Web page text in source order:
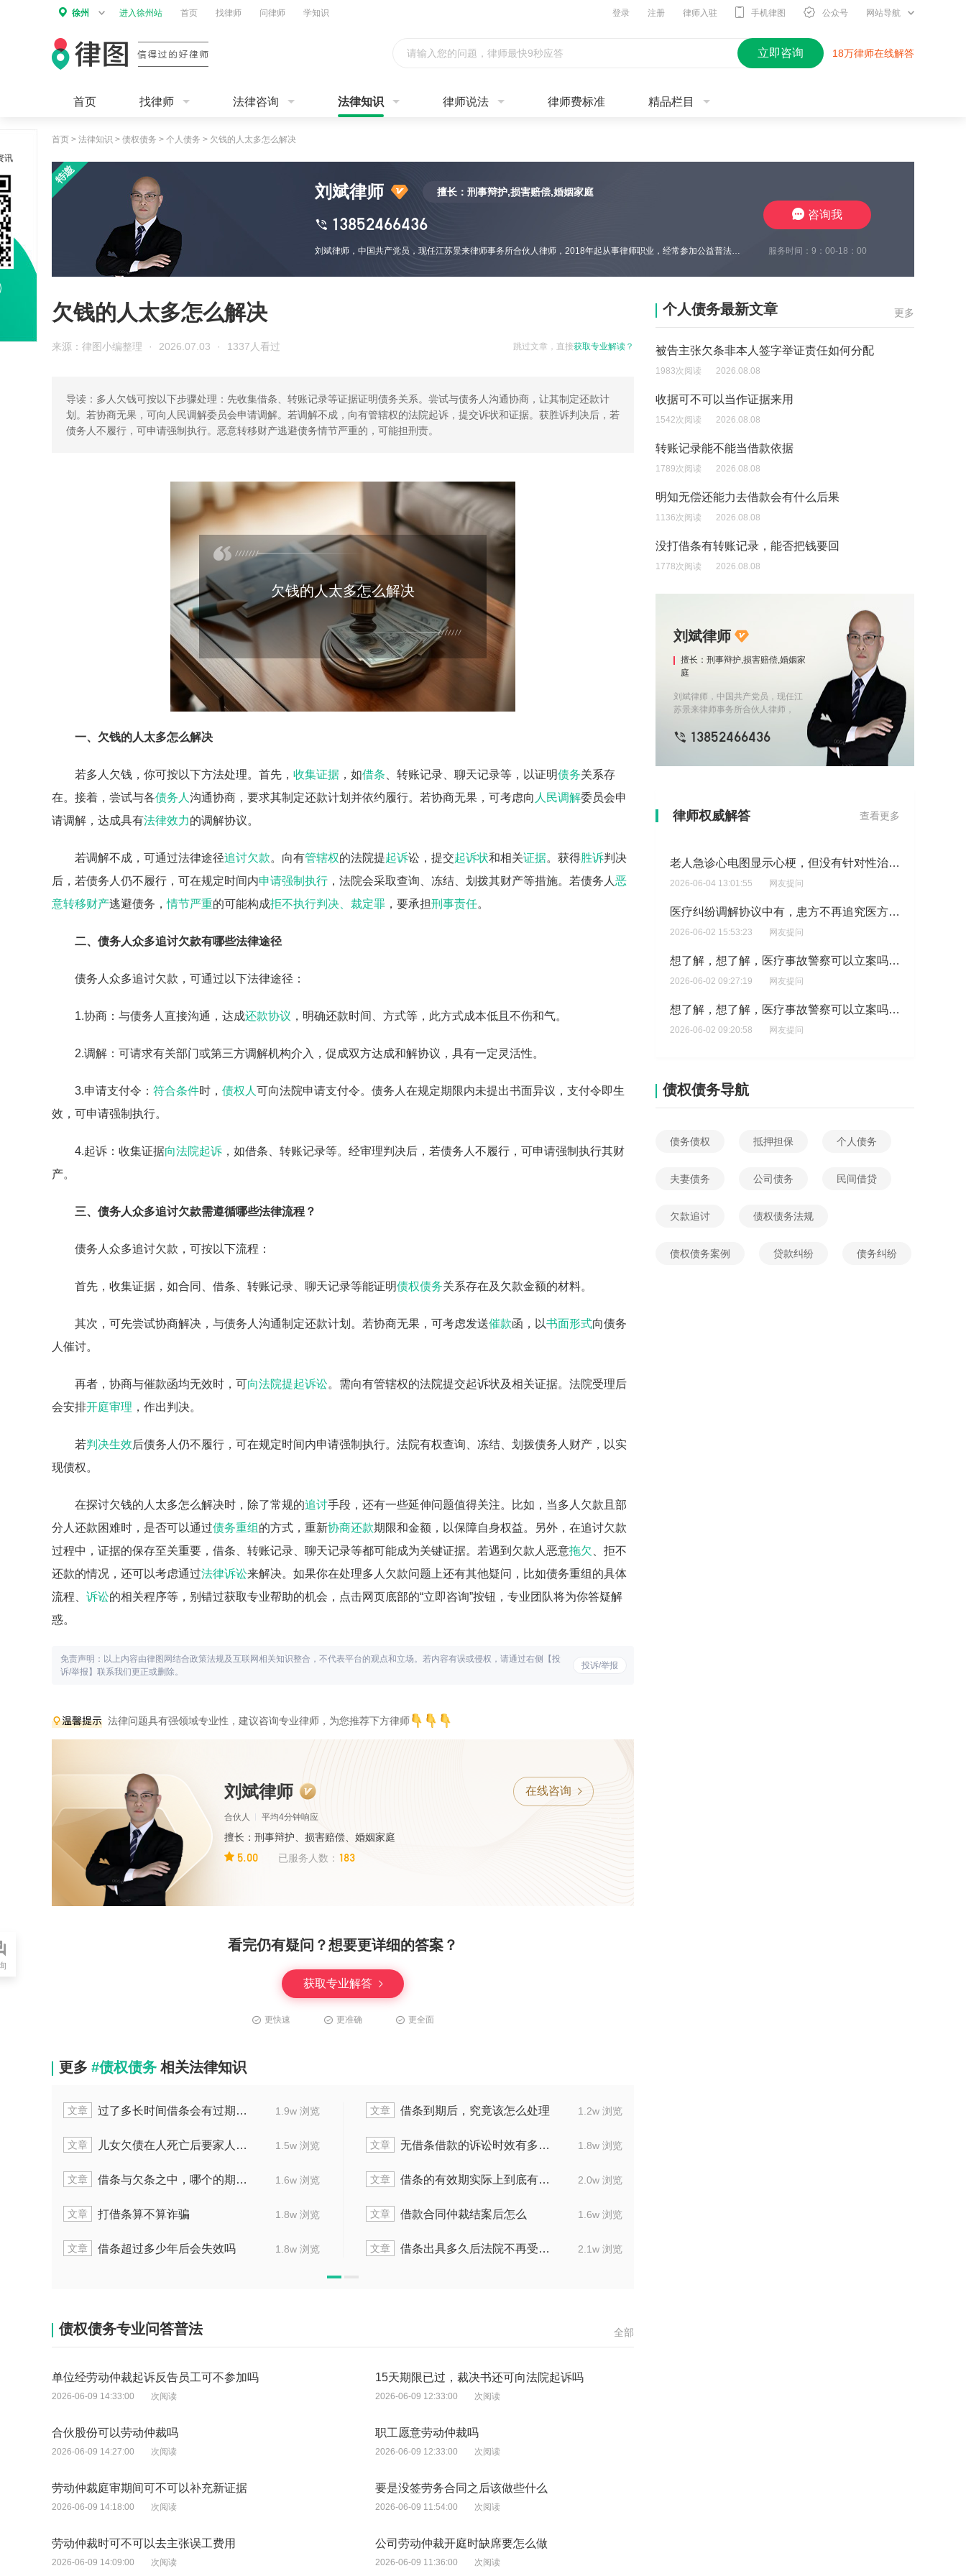
徐州 进入徐州站 首页 找律师 问律师 学知识 登录 注册 律师入驻 手机律图 公众号 网站导航
请输入您的问题，律师最快9秒应答 立即咨询 18万律师在线解答
首页 找律师 法律咨询 法律知识 律师说法 律师费标准 精品栏目
首页 > 法律知识 > 债权债务 > 个人债务 > 欠钱的人太多怎么解决
刘斌律师 擅长：刑事辩护,损害赔偿,婚姻家庭
13852466436
刘斌律师，中国共产党员，现任江苏景来律师事务所合伙人律师，2018年起从事律师职业，经常参加公益普法活动，代理的民事案件胜诉率高，为促进社会和谐稳定发挥了一名党员律师应有的作用。刘律师精于公司治理、建筑房地产、合同纠纷、家事传承等诉讼、非诉讼业务，办理案件注重解决问题、化解矛盾、定分止争、案结事了，根据案件情况娴熟运用调解策略，因调解结案率高，有效化解家事纠纷亲属间的矛盾，赢得了委托人的一致认可。 服务时间：9：00-18：00
咨询我
欠钱的人太多怎么解决
跳过文章，直接获取专业解读？
来源：律图小编整理 · 2026.07.03 · 1337人看过
导读：多人欠钱可按以下步骤处理：先收集借条、转账记录等证据证明债务关系。尝试与债务人沟通协商，让其制定还款计
划。若协商无果，可向人民调解委员会申请调解。若调解不成，向有管辖权的法院起诉，提交诉状和证据。获胜诉判决后，若
债务人不履行，可申请强制执行。恶意转移财产逃避债务情节严重的，可能担刑责。
欠钱的人太多怎么解决
一、欠钱的人太多怎么解决
若多人欠钱，你可按以下方法处理。首先， 收集证据 ，如借条 、转账记录、聊天记录等，以证明债务关系存
在。接着，尝试与各债务人 沟通协商，要求其制定还款计划并依约履行。若协商无果，可考虑向 人民调解委员会申
请调解，达成具有法律效力的调解协议。
若调解不成，可通过法律途径追讨欠款。向有管辖权的法院提起诉讼，提交起诉状和相关证据。获得胜诉判决
后，若债务人仍不履行，可在规定时间内申请强制执行 ，法院会采取查询、冻结、划拨其财产等措施。若债务人 恶
意转移财产逃避债务，情节严重的可能构成拒不执行判决、裁定罪 ，要承担刑事责任。
二、债务人众多追讨欠款有哪些法律途径
债务人众多追讨欠款，可通过以下法律途径：
1.协商：与债务人直接沟通，达成还款协议 ，明确还款时间、方式等，此方式成本低且不伤和气。
2.调解：可请求有关部门或第三方调解机构介入，促成双方达成和解协议，具有一定灵活性。
3.申请支付令： 符合条件时， 债权人 可向法院申请支付令。债务人在规定期限内未提出书面异议，支付令即生
效，可申请强制执行。
4.起诉：收集证据向法院起诉 ，如借条、转账记录等。经审理判决后，若债务人不履行，可申请强制执行其财
产。
三、债务人众多追讨欠款需遵循哪些法律流程？
债务人众多追讨欠款，可按以下流程：
首先，收集证据，如合同、借条、转账记录、聊天记录等能证明债权债务关系存在及欠款金额的材料。
其次，可先尝试协商解决，与债务人沟通制定还款计划。若协商无果，可考虑发送催款函，以书面形式向债务
人催讨。
再者，协商与催款函均无效时，可向法院提起诉讼。需向有管辖权的法院提交起诉状及相关证据。法院受理后
会安排开庭审理 ，作出判决。
若判决生效后债务人仍不履行，可在规定时间内申请强制执行。法院有权查询、冻结、划拨债务人财产，以实
现债权。
在探讨欠钱的人太多怎么解决时，除了常规的追讨手段，还有一些延伸问题值得关注。比如，当多人欠款且部
分人还款困难时，是否可以通过债务重组 的方式，重新协商还款期限和金额，以保障自身权益。另外，在追讨欠款
过程中，证据的保存至关重要，借条、转账记录、聊天记录等都可能成为关键证据。若遇到欠款人恶意拖欠
、拒不
还款的情况，还可以考虑通过法律诉讼来解决。如果你在处理多人欠款问题上还有其他疑问，比如债务重组的具体
流程、 诉讼的相关程序等，别错过获取专业帮助的机会，点击网页底部的“立即咨询”按钮，专业团队将为你答疑解
惑。
投诉/举报
免责声明：以上内容由律图网结合政策法规及互联网相关知识整合，不代表平台的观点和立场。若内容有误或侵权，请通过右侧【投
诉/举报】联系我们更正或删除。
法律问题具有强领域专业性，建议咨询专业律师，为您推荐下方律师
刘斌律师
合伙人 平均4分钟响应
擅长：刑事辩护、损害赔偿、婚姻家庭
5.00 已服务人数： 183
在线咨询
看完仍有疑问？想要更详细的答案？
获取专业解答
更快速 更准确 更全面
更多 #债权债务 相关法律知识
1.2w 浏览
竟该怎么处理
1.8w 浏览
时效有多少年限
2.0w 浏览
上到底有几年
1.6w 浏览
2.1w 浏览
院不再受理案子
1.8w 浏览
文章 借条过三年立案不受理该如何处理 文章 借条到还款日期后多久算仍有效
1.7w 浏览
文章 欠债所写借条的有效时长是多久 文章 没借条的借款，该用什么办法把钱要回
1.4w 浏览
文章 借条追诉的有效期到底有几年 文章 无借条借款打官司，诉讼期究竟有几年
1.4w 浏览
文章 拿着民间借条，应怎样启动起诉程序 文章 追讨40万借款起诉需多少开销
2.2w 浏览
文章 过了十几年，借条是否还具有效力 文章 拿着借条去法院起诉，法院会受理吗
债权债务专业问答普法 全部
单位经劳动仲裁起诉反告员工可不参加吗
2026-06-09 14:33:00 次阅读
合伙股份可以劳动仲裁吗
2026-06-09 14:27:00 次阅读
劳动仲裁庭审期间可不可以补充新证据
2026-06-09 14:18:00 次阅读
劳动仲裁时可不可以去主张误工费用
2026-06-09 14:09:00 次阅读
15天期限已过，裁决书还可向法院起诉吗
2026-06-09 12:33:00 次阅读
职工愿意劳动仲裁吗
2026-06-09 12:33:00 次阅读
要是没签劳务合同之后该做些什么
2026-06-09 11:54:00 次阅读
公司劳动仲裁开庭时缺席要怎么做
2026-06-09 11:36:00 次阅读
更多
个人债务最新文章
被告主张欠条非本人签字举证责任如何分配
1983次阅读 2026.08.08
收据可不可以当作证据来用
1542次阅读 2026.08.08
转账记录能不能当借款依据
1789次阅读 2026.08.08
明知无偿还能力去借款会有什么后果
1136次阅读 2026.08.08
没打借条有转账记录，能否把钱要回
1778次阅读 2026.08.08
刘斌律师
擅长：刑事辩护,损害赔偿,婚姻家
庭
刘斌律师，中国共产党员，现任江
苏景来律师事务所合伙人律师，
公益普法活动，代理的民事案件胜
解矛盾、定分止争、案结事了，根
致认可。
13852466436
律师权威解答 查看更多
保乳手术，医院大病理切缘无癌，在其他病理会诊，切缘有癌需二次手术，原医院是否担责?
老人急诊心电图显示心梗，但没有针对性治疗，也没有告知有心梗，2小时后死亡，是否算医疗事故。?
2026-06-04 13:01:55 网友提问
医疗纠纷调解协议中有，患方不再追究医方及其工作人员的任何法律责任，行政责任。有效吗？
2026-06-02 15:53:23 网友提问
想了解，想了解，医疗事故警察可以立案吗\\\\\\\?
2026-06-02 09:27:19 网友提问
想了解，想了解，医疗事故警察可以立案吗\\\\\\\?
2026-06-02 09:20:58 网友提问
想了解，医疗事故警察可以立案吗?
2026-06-01 16:24:46 网友提问
原医院是否担责保乳手术,切缘有癌需二次手术,在其他病理会诊,医院大病理切缘无癌,保乳手术?
债权债务导航
债务债权 抵押担保 个人债务
夫妻债务 公司债务 民间借贷
欠款追讨 债权债务法规
债权债务案例 贷款纠纷 债务纠纷
讯